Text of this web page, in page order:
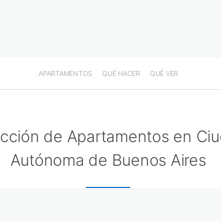
APARTAMENTOS QUÉ HACER QUÉ VER
de Apartamentos en
Autónoma de Buenos Aires